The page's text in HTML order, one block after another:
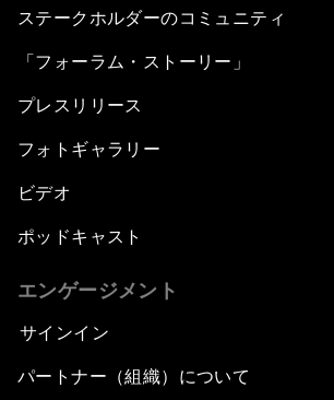
ステークホルダーのコミュニティ
「フォーラム・ストーリー」
プレスリリース
フォトギャラリー
ビデオ
ポッドキャスト
エンゲージメント
サインイン
パートナー（組織）について